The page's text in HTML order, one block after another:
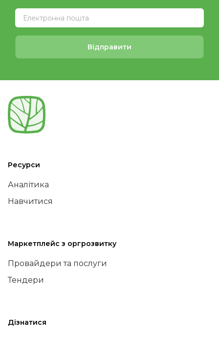
Відправити
Ресурси
Аналітика
Навчитися
Маркетплейс з оргрозвитку
Провайдери та послуги
Тендери
Дізнатися